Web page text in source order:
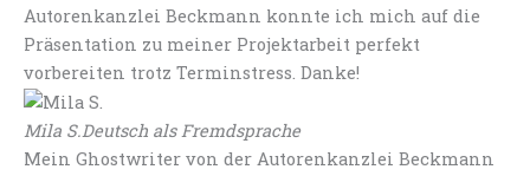
Autorenkanzlei Beckmann konnte ich mich auf die
Präsentation zu meiner Projektarbeit perfekt
vorbereiten trotz Terminstress. Danke!
Mila S.Deutsch als Fremdsprache
Mein Ghostwriter von der Autorenkanzlei Beckmann